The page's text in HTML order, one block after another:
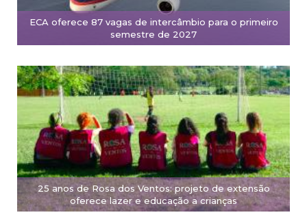
ECA oferece 87 vagas de intercâmbio para o primeiro
semestre de 2027
25 anos de Rosa dos Ventos: projeto de extensão
oferece lazer e educação a crianças